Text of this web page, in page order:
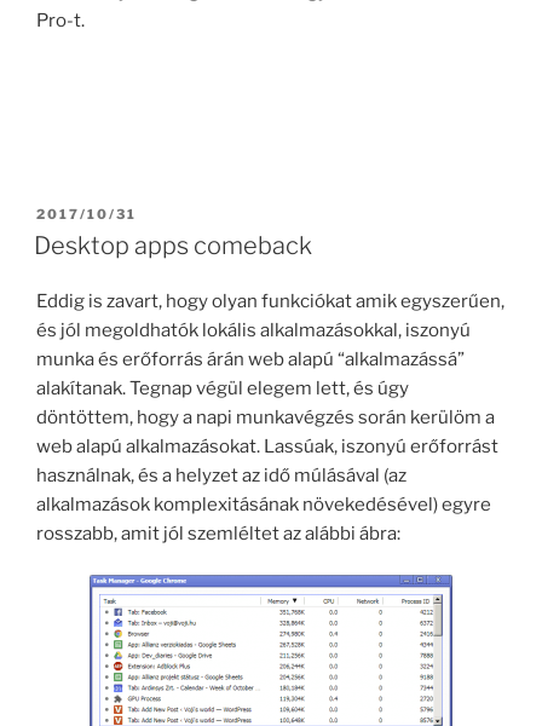
Pro-t.
POSTED
ON
2017/10/31
Desktop apps comeback
Eddig is zavart, hogy olyan funkciókat amik egyszerűen,
és jól megoldhatók lokális alkalmazásokkal, iszonyú
munka és erőforrás árán web alapú “alkalmazássá”
alakítanak. Tegnap végül elegem lett, és úgy
döntöttem, hogy a napi munkavégzés során kerülöm a
web alapú alkalmazásokat. Lassúak, iszonyú erőforrást
használnak, és a helyzet az idő múlásával (az
alkalmazások komplexitásának növekedésével) egyre
rosszabb, amit jól szemléltet az alábbi ábra: